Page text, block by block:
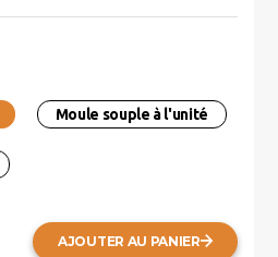
Moule souple à l'unité
AJOUTER AU PANIER